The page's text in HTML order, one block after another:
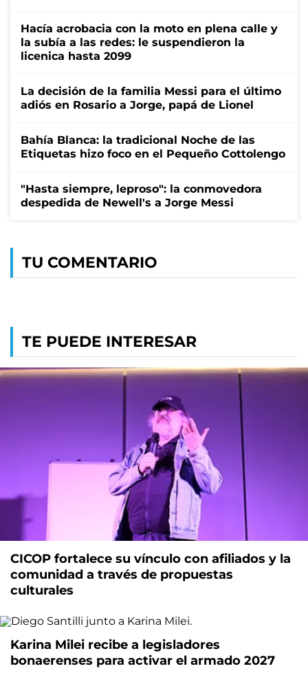
Hacía acrobacia con la moto en plena calle y
la subía a las redes: le suspendieron la
licenica hasta 2099
La decisión de la familia Messi para el último
adiós en Rosario a Jorge, papá de Lionel
Bahía Blanca: la tradicional Noche de las
Etiquetas hizo foco en el Pequeño Cottolengo
"Hasta siempre, leproso": la conmovedora
despedida de Newell's a Jorge Messi
TU COMENTARIO
TE PUEDE INTERESAR
CICOP fortalece su vínculo con afiliados y la
comunidad a través de propuestas
culturales
Karina Milei recibe a legisladores
bonaerenses para activar el armado 2027